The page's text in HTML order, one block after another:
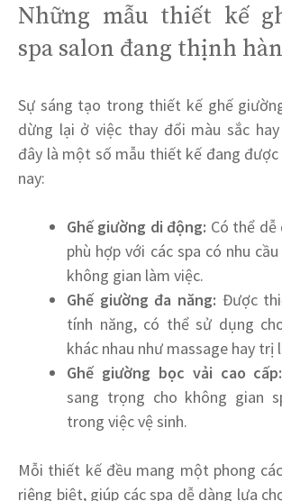
Những mẫu thiết kế
spa salon đang thịnh
Sự sáng tạo trong thiết kế ghế
dừng lại ở việc thay đổi màu sắc
đây là một số mẫu thiết kế đang được
nay:
Ghế giường di động: Có thể dễ
phù hợp với các spa có nhu
không gian làm việc.
Ghế giường đa năng: Được
tính năng, có thể sử dụng
khác nhau như massage hay trị
Ghế giường bọc vải cao cấp:
sang trọng cho không gian
trong việc vệ sinh.
Mỗi thiết kế đều mang một phong
riêng biệt, giúp các spa dễ dàng lựa